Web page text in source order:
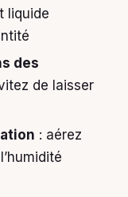
liquide
des
de laisser
: aérez